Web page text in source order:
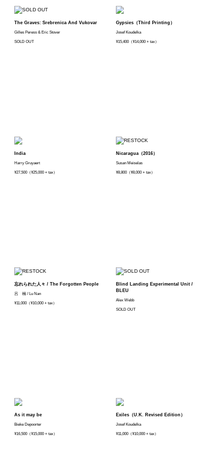
The Graves: Srebrenica And Vukovar
Gilles Peress & Eric Stover
SOLD OUT
Gypsies（Third Printing）
Josef Koudelka
¥15,400（¥14,000 + tax）
India
Harry Gruyaert
¥27,500（¥25,000 + tax）
Nicaragua（2016）
Susan Meiselas
¥8,800（¥8,000 + tax）
忘れられた人々 / The Forgotten People
呂 楠 / Lu Nan
¥11,000（¥10,000 + tax）
Blind Landing Experimental Unit /
BLEU
Alex Webb
SOLD OUT
As it may be
Bieke Depoorter
¥16,500（¥15,000 + tax）
Exiles（U.K. Revised Edition）
Josef Koudelka
¥11,000（¥10,000 + tax）